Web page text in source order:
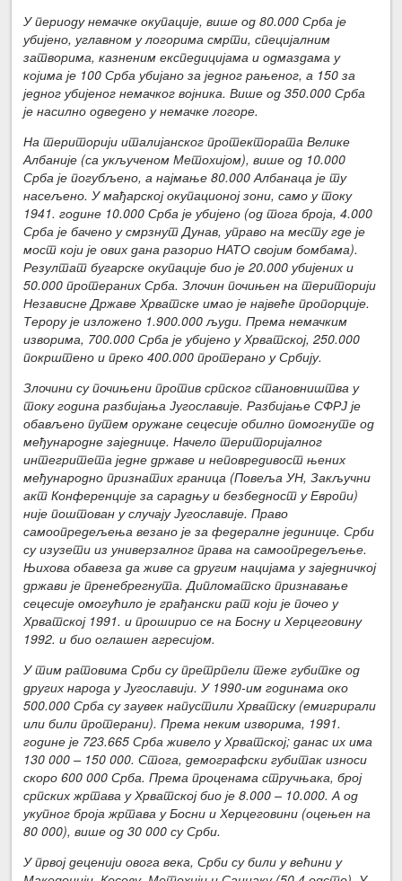
У периоду немачке окупације, више од 80.000 Срба је
убијено, углавном у логорима смрти, специјалним
затворима, казненим експедицијама и одмаздама у
којима је 100 Срба убијано за једног рањеног, а 150 за
једног убијеног немачког војника. Више од 350.000 Срба
је насилно одведено у немачке логоре.
На територији италијанског протектората Велике
Албаније (са укљученом Метохијом), више од 10.000
Срба је погубљено, а најмање 80.000 Албанаца је ту
насељено. У мађарској окупационој зони, само у току
1941. године 10.000 Срба је убијено (од тога броја, 4.000
Срба је бачено у смрзнут Дунав, управо на месту где је
мост који је ових дана разорио НАТО својим бомбама).
Резултат бугарске окупације био је 20.000 убијених и
50.000 протераних Срба. Злочин почињен на територији
Независне Државе Хрватске имао је највеће пропорције.
Терору је изложено 1.900.000 људи. Према немачким
изворима, 700.000 Срба је убијено у Хрватској, 250.000
покрштено и преко 400.000 протерано у Србију.
Злочини су почињени против српског становништва у
току година разбијања Југославије. Разбијање СФРЈ је
обављено путем оружане сецесије обилно помогнуте од
међународне заједнице. Начело територијалног
интегритета једне државе и неповредивост њених
међународно признатих граница (Повеља УН, Закључни
акт Конференције за сарадњу и безбедност у Европи)
није поштован у случају Југославије. Право
самоопредељења везано је за федералне јединице. Срби
су изузети из универзалног права на самоопредељење.
Њихова обавеза да живе са другим нацијама у заједничкој
држави је пренебрегнута. Дипломатско признавање
сецесије омогућило је грађански рат који је почео у
Хрватској 1991. и проширио се на Босну и Херцеговину
1992. и био оглашен агресијом.
У тим ратовима Срби су претрпели теже губитке од
других народа у Југославији. У 1990-им годинама око
500.000 Срба су заувек напустили Хрватску (емигрирали
или били протерани). Према неким изворима, 1991.
године је 723.665 Срба живело у Хрватској; данас их има
130 000 – 150 000. Стога, демографски губитак износи
скоро 600 000 Срба. Према проценама стручњака, број
српских жртава у Хрватској био је 8.000 – 10.000. А од
укупног броја жртава у Босни и Херцеговини (оцењен на
80 000), више од 30 000 су Срби.
У првој деценији овога века, Срби су били у већини у